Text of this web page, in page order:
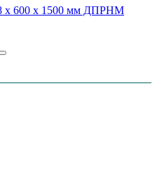
х 600 х 1500 мм ДПРНМ